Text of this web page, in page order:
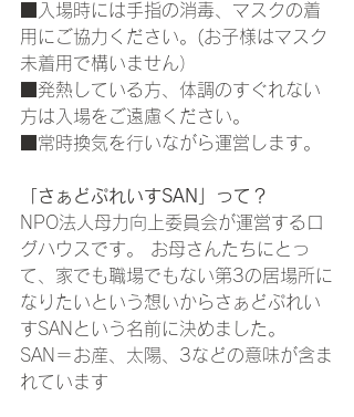
■入場時には手指の消毒、マスクの着
用にご協力ください。(お子様はマスク
未着用で構いません）
■発熱している方、体調のすぐれない
方は入場をご遠慮ください。
■常時換気を行いながら運営します。
「さぁどぷれいすSAN」って？
NPO法人母力向上委員会が運営するロ
グハウスです。 お母さんたちにとっ
て、家でも職場でもない第3の居場所に
なりたいという想いからさぁどぷれい
すSANという名前に決めました。
SAN＝お産、太陽、3などの意味が含ま
れています